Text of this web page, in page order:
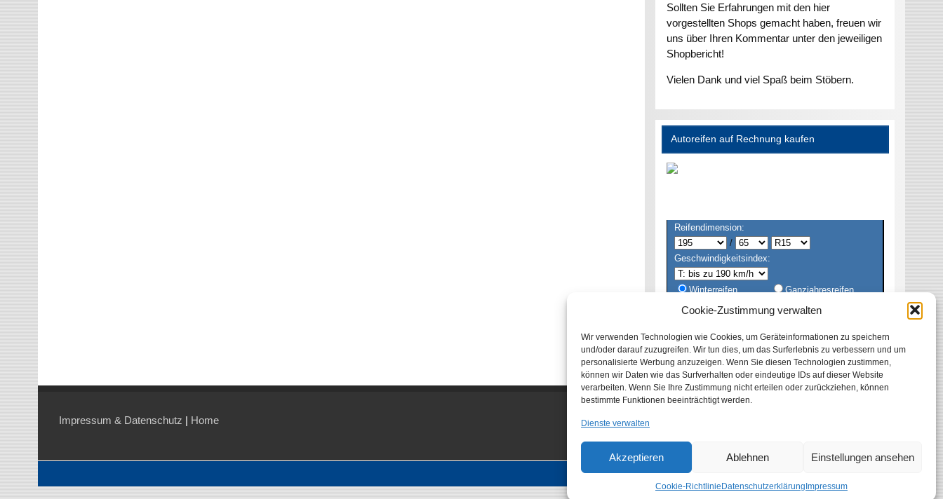
Cookie-Zustimmung verwalten
Wir verwenden Technologien wie Cookies, um Geräteinformationen zu speichern
und/oder darauf zuzugreifen. Wir tun dies, um das Surferlebnis zu verbessern und um
personalisierte Werbung anzuzeigen. Wenn Sie diesen Technologien zustimmen,
können wir Daten wie das Surfverhalten oder eindeutige IDs auf dieser Website
verarbeiten. Wenn Sie Ihre Zustimmung nicht erteilen oder zurückziehen, können
bestimmte Funktionen beeinträchtigt werden.
Dienste verwalten
Akzeptieren Ablehnen Einstellungen ansehen
Cookie-Richtlinie Datenschutzerklärung Impressum
Sollten Sie Erfahrungen mit den hier
vorgestellten Shops gemacht haben, freuen wir
uns über Ihren Kommentar unter den jeweiligen
Shopbericht!
Vielen Dank und viel Spaß beim Stöbern.
Autoreifen auf Rechnung kaufen
Reifendimension:
/
Geschwindigkeitsindex:
Winterreifen
Ganzjahresreifen
Sommerreifen
Alle
Impressum & Datenschutz | Home